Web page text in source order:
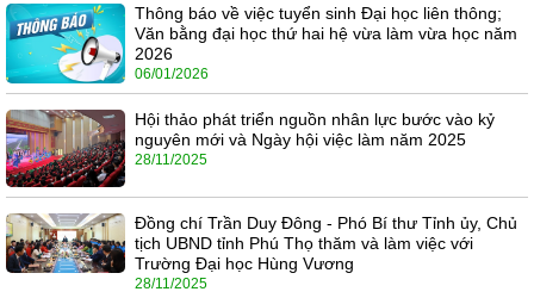
Thông báo về việc tuyển sinh Đại học liên thông;
Văn bằng đại học thứ hai hệ vừa làm vừa học năm
2026
06/01/2026
Hội thảo phát triển nguồn nhân lực bước vào kỷ
nguyên mới và Ngày hội việc làm năm 2025
28/11/2025
Đồng chí Trần Duy Đông - Phó Bí thư Tỉnh ủy, Chủ
tịch UBND tỉnh Phú Thọ thăm và làm việc với
Trường Đại học Hùng Vương
28/11/2025